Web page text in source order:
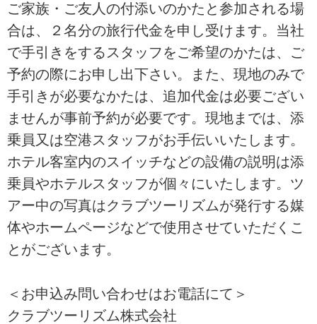
ご家族・ご友人の付添いのかたと参加される場
合は、２名分の旅行代金を申し受けます。当社
で手引きをするスタッフをご希望のかたは、ご
予約の際にお申し出下さい。また、現地のみで
手引きが必要なかたは、追加代金は必要ござい
ませんが事前予約が必要です。現地までは、添
乗員又は空港スタッフがお手伝いいたします。
ホテル客室内のスイッチなどの設備の説明は添
乗員やホテルスタッフが個々にいたします。ツ
アー中の写真はクラブツーリズムが発行する媒
体やホームページなどで使用させていただくこ
とがございます。
＜お申込み問い合わせはお電話にて＞
クラブツーリズム株式会社